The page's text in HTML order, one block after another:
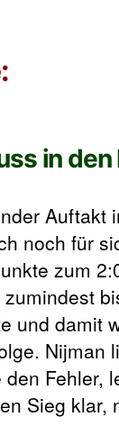
in den
Auftakt
noch für
zum
und damit
Nijman
Fehler,
Sieg